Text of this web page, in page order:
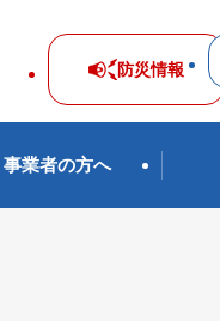
防災情報
事業者の方へ